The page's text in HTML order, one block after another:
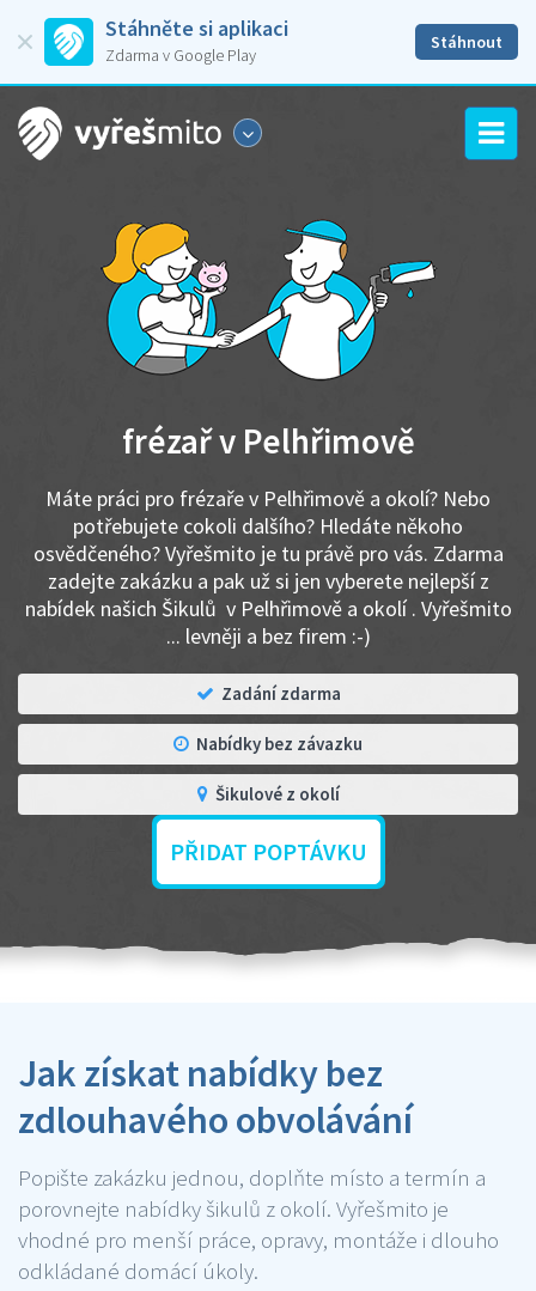
Stáhněte si aplikaci
Zdarma v Google Play
Stáhnout
frézař v Pelhřimově
Máte práci pro frézaře v Pelhřimově a okolí? Nebo
potřebujete cokoli dalšího? Hledáte někoho
osvědčeného? Vyřešmito je tu právě pro vás. Zdarma
zadejte zakázku a pak už si jen vyberete nejlepší z
nabídek našich Šikulů v Pelhřimově a okolí . Vyřešmito
... levněji a bez firem :-)
Zadání zdarma
Nabídky bez závazku
Šikulové z okolí
PŘIDAT POPTÁVKU
Jak získat nabídky bez
zdlouhavého obvolávání
Popište zakázku jednou, doplňte místo a termín a
porovnejte nabídky šikulů z okolí. Vyřešmito je
vhodné pro menší práce, opravy, montáže i dlouho
odkládané domácí úkoly.